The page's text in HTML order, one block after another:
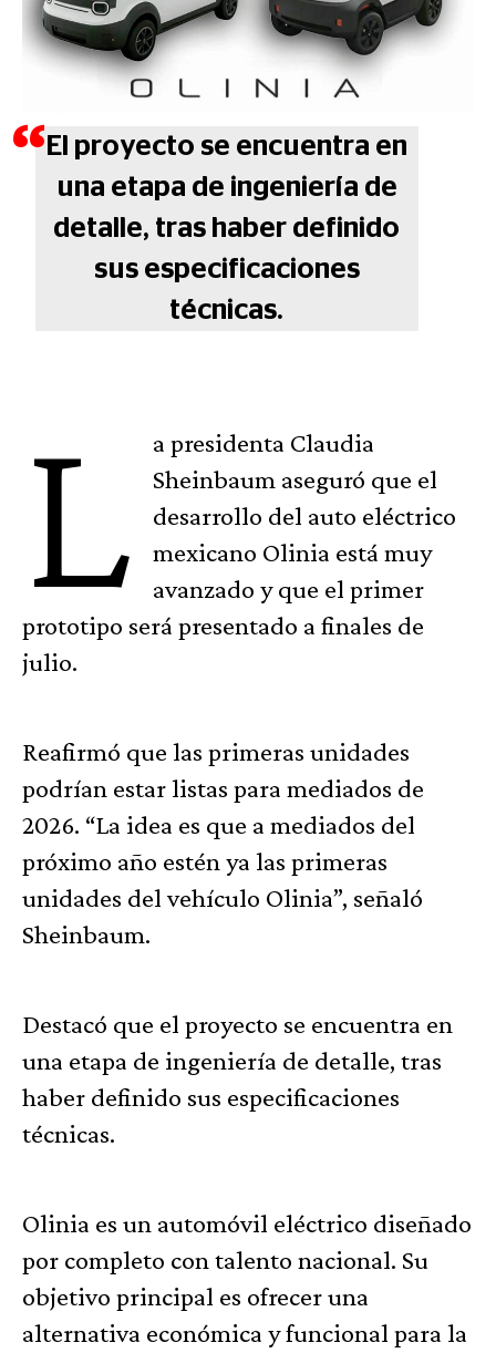
El proyecto se encuentra en
una etapa de ingeniería de
detalle, tras haber definido
sus especificaciones
técnicas.
L
a presidenta Claudia
Sheinbaum aseguró que el
desarrollo del auto eléctrico
mexicano Olinia está muy
avanzado y que el primer
prototipo será presentado a finales de
julio.
Reafirmó que las primeras unidades
podrían estar listas para mediados de
2026. “La idea es que a mediados del
próximo año estén ya las primeras
unidades del vehículo Olinia”, señaló
Sheinbaum.
Destacó que el proyecto se encuentra en
una etapa de ingeniería de detalle, tras
haber definido sus especificaciones
técnicas.
Olinia es un automóvil eléctrico diseñado
por completo con talento nacional. Su
objetivo principal es ofrecer una
alternativa económica y funcional para la